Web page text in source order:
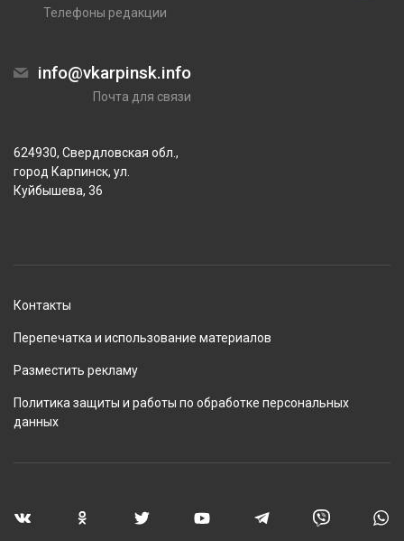
Телефоны редакции
info@vkarpinsk.info
Почта для связи
624930, Свердловская обл.,
город Карпинск, ул.
Куйбышева, 36
Контакты
Перепечатка и использование материалов
Разместить рекламу
Политика защиты и работы по обработке персональных
данных